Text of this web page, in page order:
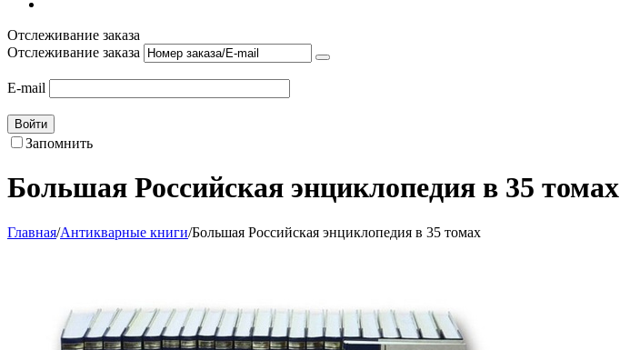
Отслеживание заказа
Отслеживание заказа
E-mail
Войти
Запомнить
Большая Российская энциклопедия в 35 томах
Главная/Антикварные книги/Большая Российская энциклопедия в 35 томах